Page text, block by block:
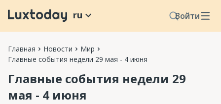
Войти
ru
Главная Новости
Мир
Главные события недели 29 мая - 4 июня
Главные события недели 29
мая - 4 июня